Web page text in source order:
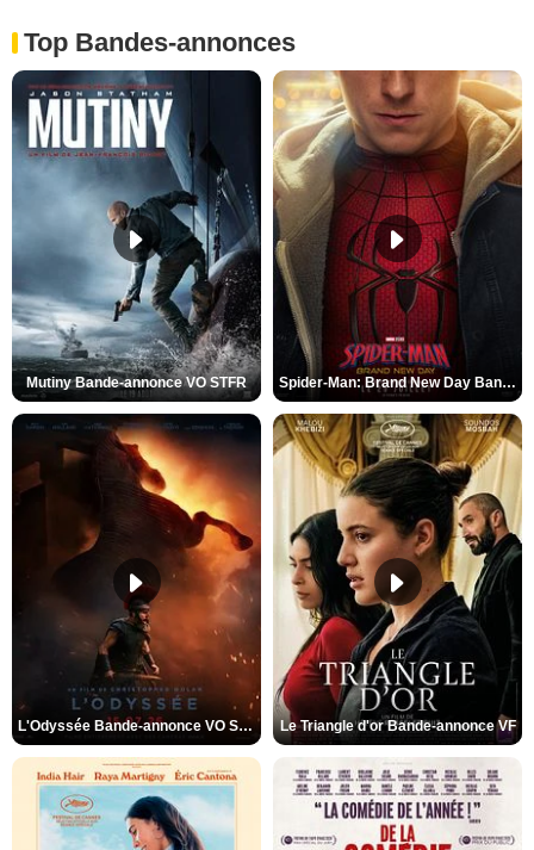
Top Bandes-annonces
Mutiny Bande-annonce VO STFR Spider-Man: Brand New Day Bande-annonce VO STFR
L'Odyssée Bande-annonce VO STFR Le Triangle d'or Bande-annonce VF